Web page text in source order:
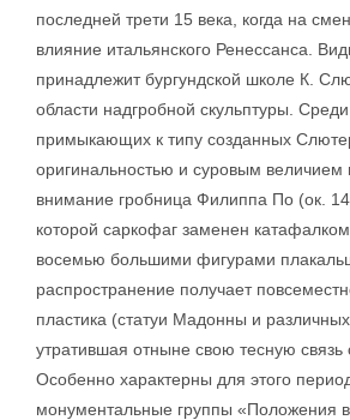
последней трети 15 века, когда на
влияние итальянского Ренессанса.
принадлежит бургундской школе К.
области надгробной скульптуры.
примыкающих к типу созданных
оригинальностью и суровым величием
внимание гробница Филиппа По (ок.
которой саркофаг заменен
восемью большими фигурами
распространение получает
пластика (статуи Мадонны и различных
утратившая отныне свою тесную связь
Особенно характерны для этого
монументальные группы «Положения